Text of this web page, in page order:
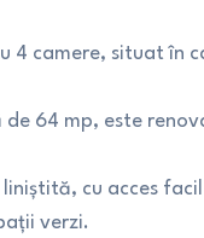
4 camere, situat în
64 mp, este
cu acces
verzi.